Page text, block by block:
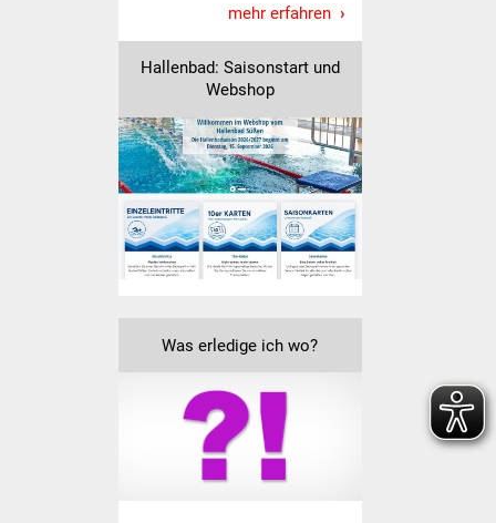
Kinder- und
Stadtwerke
Suenergie
NETZMonitor
Pflege von Angehörigen
mehr erfahren
Hallenbad: Saisonstart und
Webshop
Was erledige ich wo?